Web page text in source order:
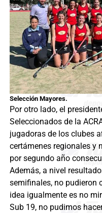
Selección Mayores.
Por otro lado, el
Seleccionados de la
jugadoras de los clubes
certámenes regionales y
por segundo año
Además, a nivel
semifinales, no pudieron
idea igualmente es no
Sub 19, no pudimos